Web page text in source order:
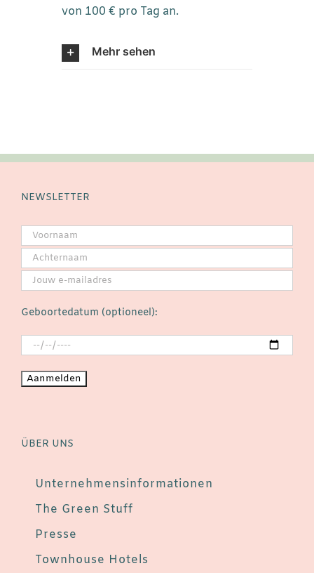
von 100 € pro Tag an.
Mehr sehen
NEWSLETTER
Geboortedatum (optioneel):
ÜBER UNS
Unternehmensinformationen
The Green Stuff
Presse
Townhouse Hotels